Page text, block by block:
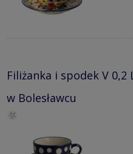
Filiżanka i spodek V 0,2
w Bolesławcu